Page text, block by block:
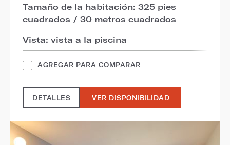
Tamaño de la habitación: 325 pies
cuadrados / 30 metros cuadrados
Vista: vista a la piscina
AGREGAR PARA COMPARAR
DETALLES VER DISPONIBILIDAD